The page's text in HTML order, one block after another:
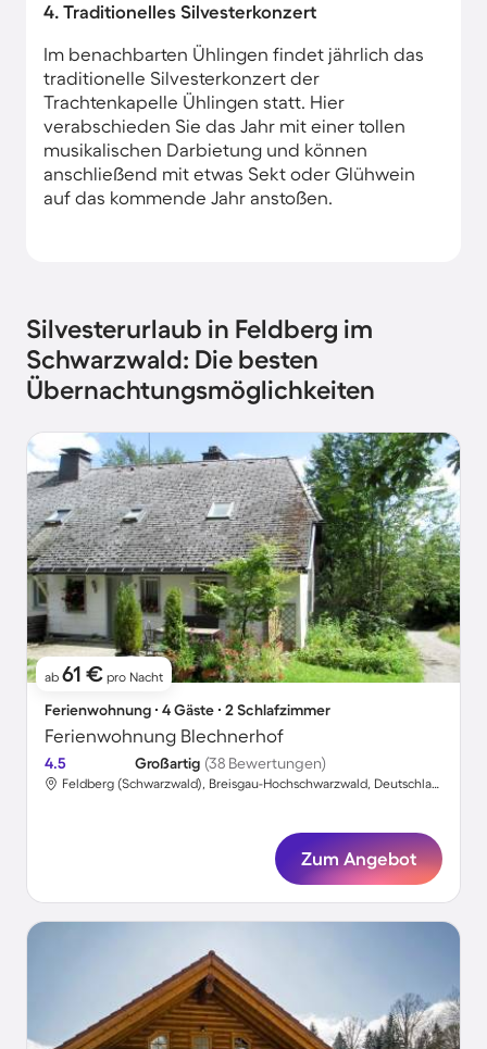
4. Traditionelles Silvesterkonzert
Im benachbarten Ühlingen findet jährlich das
traditionelle Silvesterkonzert der
Trachtenkapelle Ühlingen statt. Hier
verabschieden Sie das Jahr mit einer tollen
musikalischen Darbietung und können
anschließend mit etwas Sekt oder Glühwein
auf das kommende Jahr anstoßen.
Silvesterurlaub in Feldberg im
Schwarzwald: Die besten
Übernachtungsmöglichkeiten
ab 61 € pro Nacht
Ferienwohnung ∙ 4 Gäste ∙ 2 Schlafzimmer
Ferienwohnung Blechnerhof
4.5 Großartig (38 Bewertungen)
Feldberg (Schwarzwald), Breisgau-Hochschwarzwald, Deutschland
Zum Angebot